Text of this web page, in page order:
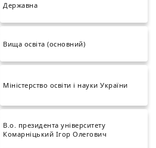
Державна
Вища освіта (основний)
Міністерство освіти і науки України
В.о. президента університету
Комарніцький Ігор Олегович